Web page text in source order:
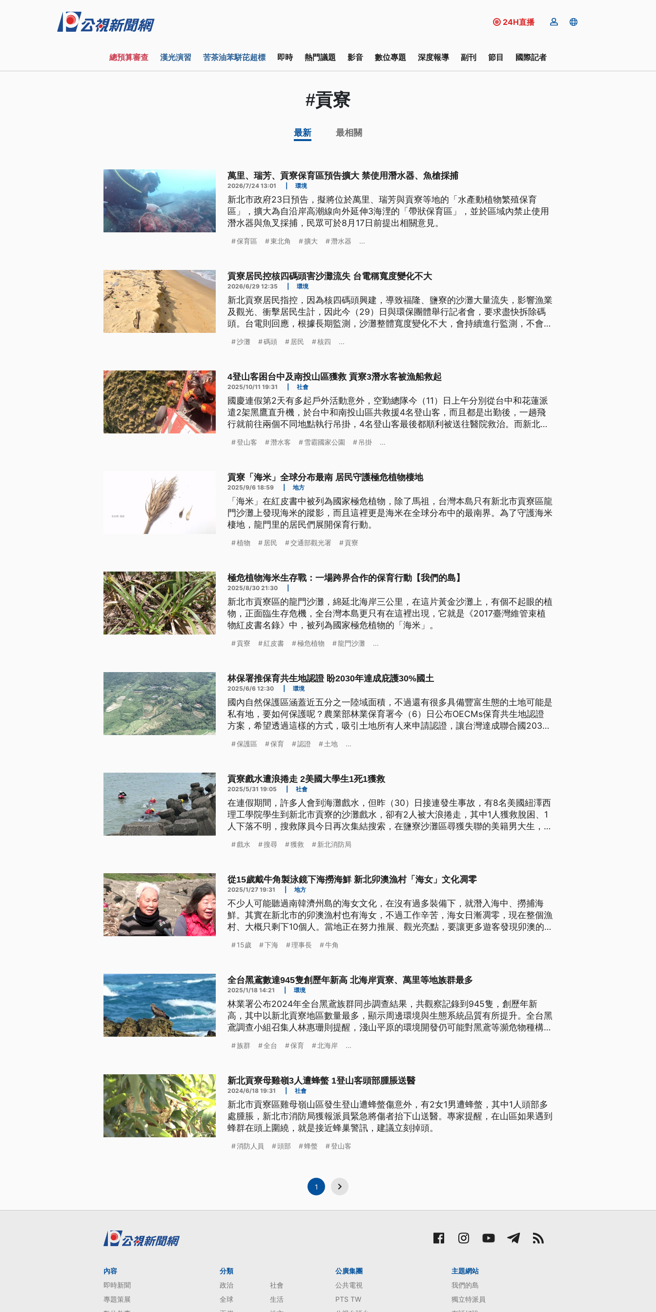
24H直播
總預算審查 漢光演習 苦茶油苯駢芘超標 即時 熱門議題 影音 數位專題 深度報導 副刊 節目 國際記者
#貢寮
最新 最相關
萬里、瑞芳、貢寮保育區預告擴大 禁使用潛水器、魚槍採捕
2026/7/24 13:01 環境
新北市政府23日預告，擬將位於萬里、瑞芳與貢寮等地的「水產動植物繁殖保育
區」，擴大為自沿岸高潮線向外延伸3海浬的「帶狀保育區」，並於區域內禁止使用
潛水器與魚叉採捕，民眾可於8月17日前提出相關意見。
保育區 東北角 擴大 潛水器 ...
貢寮居民控核四碼頭害沙灘流失 台電稱寬度變化不大
2026/6/29 12:35 環境
新北貢寮居民指控，因為核四碼頭興建，導致福隆、鹽寮的沙灘大量流失，影響漁業
及觀光、衝擊居民生計，因此今（29）日與環保團體舉行記者會，要求盡快拆除碼
頭。台電則回應，根據長期監測，沙灘整體寬度變化不大，會持續進行監測，不會貿
沙灘 碼頭 居民 核四 ...
4登山客困台中及南投山區獲救 貢寮3潛水客被漁船救起
2025/10/11 19:31 社會
國慶連假第2天有多起戶外活動意外，空勤總隊今（11）日上午分別從台中和花蓮派
遣2架黑鷹直升機，於台中和南投山區共救援4名登山客，而且都是出勤後，一趟飛
行就前往兩個不同地點執行吊掛，4名登山客最後都順利被送往醫院救治。而新北貢
登山客 潛水客 雪霸國家公園 吊掛 ...
貢寮「海米」全球分布最南 居民守護極危植物棲地
2025/9/6 18:59 地方
「海米」在紅皮書中被列為國家極危植物，除了馬祖，台灣本島只有新北市貢寮區龍
門沙灘上發現海米的蹤影，而且這裡更是海米在全球分布中的最南界。為了守護海米
棲地，龍門里的居民們展開保育行動。
植物 居民 交通部觀光署 貢寮
極危植物海米生存戰：一場跨界合作的保育行動【我們的島】
2025/8/30 21:30
新北市貢寮區的龍門沙灘，綿延北海岸三公里，在這片黃金沙灘上，有個不起眼的植
物，正面臨生存危機，全台灣本島更只有在這裡出現，它就是《2017臺灣維管束植
物紅皮書名錄》中，被列為國家極危植物的「海米」。
貢寮 紅皮書 極危植物 龍門沙灘 ...
林保署推保育共生地認證 盼2030年達成庇護30%國土
2025/6/6 12:30 環境
國內自然保護區涵蓋近五分之一陸域面積，不過還有很多具備豐富生態的土地可能是
私有地，要如何保護呢？農業部林業保育署今（6）日公布OECMs保育共生地認證
方案，希望透過這樣的方式，吸引土地所有人來申請認證，讓台灣達成聯合國2030
保護區 保育 認證 土地 ...
貢寮戲水遭浪捲走 2美國大學生1死1獲救
2025/5/31 19:05 社會
在連假期間，許多人會到海灘戲水，但昨（30）日接連發生事故，有8名美國紐澤西
理工學院學生到新北市貢寮的沙灘戲水，卻有2人被大浪捲走，其中1人獲救脫困、1
人下落不明，搜救隊員今日再次集結搜索，在鹽寮沙灘區尋獲失聯的美籍男大生，但
海流帶離岸際，至今仍未發現蹤影。
戲水 搜尋 獲救 新北消防局
從15歲戴牛角製泳鏡下海撈海鮮 新北卯澳漁村「海女」文化凋零
2025/1/27 19:31 地方
不少人可能聽過南韓濟州島的海女文化，在沒有過多裝備下，就潛入海中、撈捕海
鮮。其實在新北市的卯澳漁村也有海女，不過工作辛苦，海女日漸凋零，現在整個漁
村、大概只剩下10個人。當地正在努力推展、觀光亮點，要讓更多遊客發現卯澳的
15歲 下海 理事長 牛角
全台黑鳶數達945隻創歷年新高 北海岸貢寮、萬里等地族群最多
2025/1/18 14:21 環境
林業署公布2024年全台黑鳶族群同步調查結果，共觀察記錄到945隻，創歷年新
高，其中以新北貢寮地區數量最多，顯示周邊環境與生態系統品質有所提升。全台黑
鳶調查小組召集人林惠珊則提醒，淺山平原的環境開發仍可能對黑鳶等瀕危物種構成
族群 全台 保育 北海岸 ...
新北貢寮母雞嶺3人遭蜂螫 1登山客頭部腫脹送醫
2024/6/18 19:31 社會
新北市貢寮區雞母嶺山區發生登山遭蜂螫傷意外，有2女1男遭蜂螫，其中1人頭部多
處腫脹，新北市消防局獲報派員緊急將傷者抬下山送醫。專家提醒，在山區如果遇到
蜂群在頭上圍繞，就是接近蜂巢警訊，建議立刻掉頭。
消防人員 頭部 蜂螫 登山客
1
內容
即時新聞
專題策展
分類
政治
社會
全球
生活
公廣集團
公共電視
PTS TW
主題網站
我們的島
獨立特派員